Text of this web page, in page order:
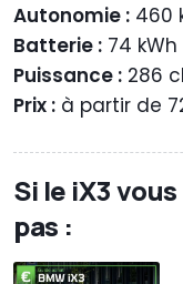
Autonomie : 460
Batterie : 74 kWh
Puissance : 286
Prix : à partir de
Si le iX3
pas :